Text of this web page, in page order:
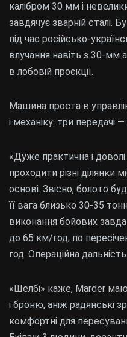
калібром 30 мм і
завдячує зварній сталі.
під час російсько-
влучання навіть з 30-мм
в лобовій проєкції.
Машина проста в
і механіку: три передачі
«Дуже практична і
проходити різні ділянки
основі. Звісно, болото
її вага близько 30-35
виконання бойових
до 65 км/год, по
год. Операційна
«Шелбі» каже, Marder
і броню, аніж
комфортні для